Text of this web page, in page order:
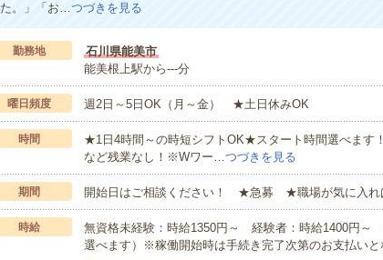
た。」「お…つづきを見る
勤務地
石川県能美市
能美根上駅から---分
曜日頻度 週2日～5日OK（月～金） ★土日休みOK
時間
★1日4時間～の時短シフトOK★スタート時間選べます
など残業なし！※Wワー…つづきを見る
期間 開始日はご相談ください！ ★急募 ★職場が気に入れ
時給
無資格未経験：時給1350円～ 経験者：時給1400円
選べます）※稼働開始時は手続き完了次第のお支払いと